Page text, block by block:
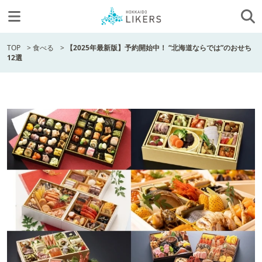
TOP >食べる > 【2025年最新版】予約開始中！ “北海道ならでは”のおせち
12選